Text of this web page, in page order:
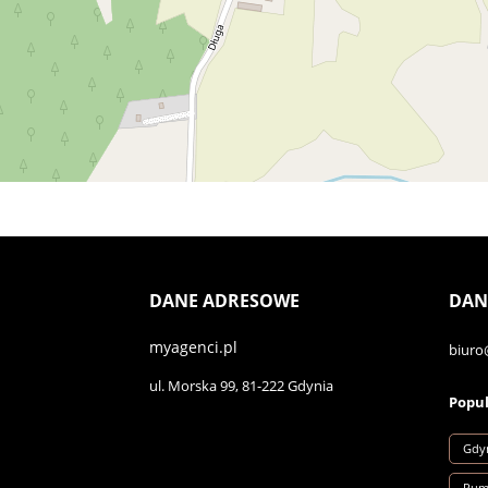
DANE ADRESOWE
myagenci.pl
ul. Morska 99, 81-222 Gdynia